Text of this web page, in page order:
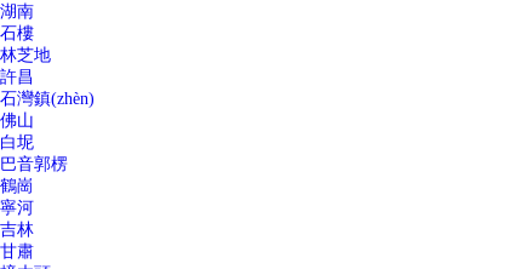
湖南
石樓
林芝地
許昌
石灣鎮(zhèn)
佛山
白坭
巴音郭楞
鶴崗
寧河
吉林
甘肅